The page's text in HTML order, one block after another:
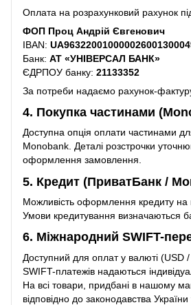
Оплата на розрахунковий рахунок
ФОП Проц Андрій Євгенович
IBAN:
Банк: АТ «УНІВЕРСАЛ БАНК»
ЄДРПОУ банку: 21133352
За потреби надаємо рахунок-
4. Покупка частинами
Доступна опція оплати частинами
Monobank. Деталі розстрочки
оформлення замовлення.
5. Кредит (ПриватБанк /
Можливість оформлення кредиту на
Умови кредитування визначаються
6. Міжнародний SWIFT-
Доступний для оплат у валюті (USD /
SWIFT-платежів надаються
На всі товари, придбані в нашому
відповідно до законодавства